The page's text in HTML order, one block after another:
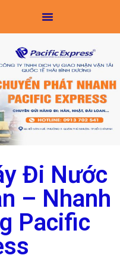
Đi Nước
– Nhanh
Pacific